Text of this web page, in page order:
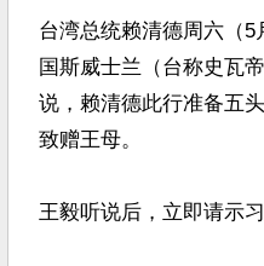
台湾总统赖清德周六（
国斯威士兰（台称史瓦
说，赖清德此行准备五
致赠王母。
王毅听说后，立即请示习